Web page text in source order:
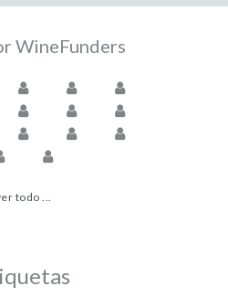
WineFunders
todo ...